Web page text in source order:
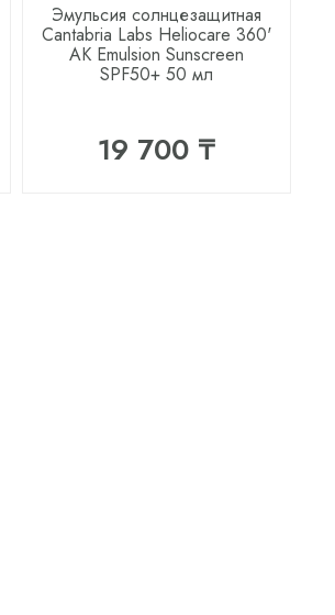
Эмульсия солнцезащитная
Cantabria Labs Heliocare 360'
AK Emulsion Sunscreen
SPF50+ 50 мл
19 700 ₸